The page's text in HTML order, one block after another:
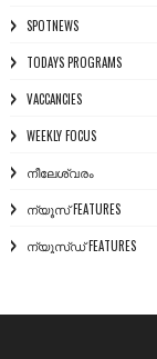
SPOTNEWS
TODAYS PROGRAMS
VACCANCIES
WEEKLY FOCUS
നീലേശ്വരം
ന്യൂസ് FEATURES
ന്യൂസ്ഡ് FEATURES